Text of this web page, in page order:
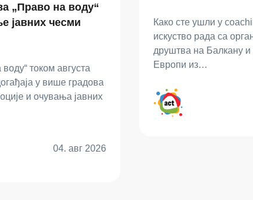
„Право на воду“
јавних чесми
током августа
у више градова
и очувања јавних
04. авг 2026
Како сте ушли у
искуство рада са
друштва на Балкану и
Европи из…